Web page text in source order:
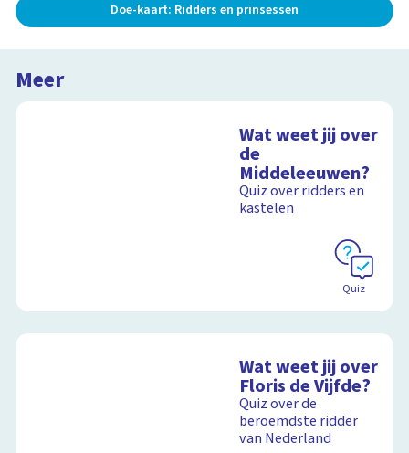
Doe-kaart: Ridders en prinsessen
Meer
Wat weet jij over
de
Middeleeuwen?
Quiz over ridders en
kastelen
Quiz
Wat weet jij over
Floris de Vijfde?
Quiz over de
beroemdste ridder
van Nederland